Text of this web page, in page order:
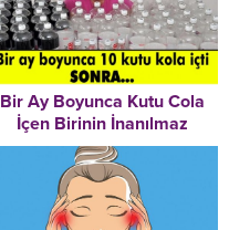
Bir Ay Boyunca Kutu Cola
İçen Birinin İnanılmaz
Değişimine
İnanamayacaksınız..